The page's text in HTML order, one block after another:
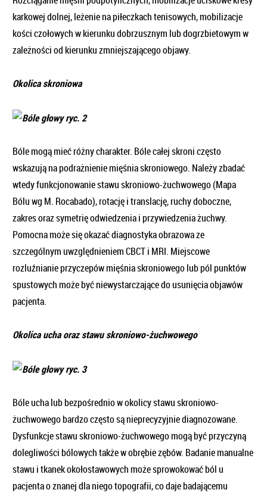
karkowej dolnej, leżenie na piłeczkach tenisowych, mobilizacje
kości czołowych w kierunku dobrzusznym lub dogrzbietowym w
zależności od kierunku zmniejszającego objawy.
Okolica skroniowa
Bóle mogą mieć różny charakter. Bóle całej skroni często
wskazują na podrażnienie mięśnia skroniowego. Należy zbadać
wtedy funkcjonowanie stawu skroniowo-żuchwowego (Mapa
Bólu wg M. Rocabado), rotację i translację, ruchy doboczne,
zakres oraz symetrię odwiedzenia i przywiedzenia żuchwy.
Pomocna może się okazać diagnostyka obrazowa ze
szczególnym uwzględnieniem CBCT i MRI. Miejscowe
rozluźnianie przyczepów mięśnia skroniowego lub pól punktów
spustowych może być niewystarczające do usunięcia objawów
pacjenta.
Okolica ucha oraz stawu skroniowo-żuchwowego
Bóle ucha lub bezpośrednio w okolicy stawu skroniowo-
żuchwowego bardzo często są nieprecyzyjnie diagnozowane.
Dysfunkcje stawu skroniowo-żuchwowego mogą być przyczyną
dolegliwości bólowych także w obrębie zębów. Badanie manualne
stawu i tkanek okołostawowych może sprowokować ból u
pacjenta o znanej dla niego topografii, co daje badającemu